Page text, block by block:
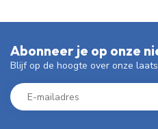
Abonneer je op onze
Blijf op de hoogte over onze